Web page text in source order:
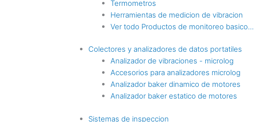
Termometros
Herramientas de medicion de vibracion
Ver todo Productos de monitoreo basico...
Colectores y analizadores de datos portatiles
Analizador de vibraciones - microlog
Accesorios para analizadores microlog
Analizador baker dinamico de motores
Analizador baker estatico de motores
Sistemas de inspeccion